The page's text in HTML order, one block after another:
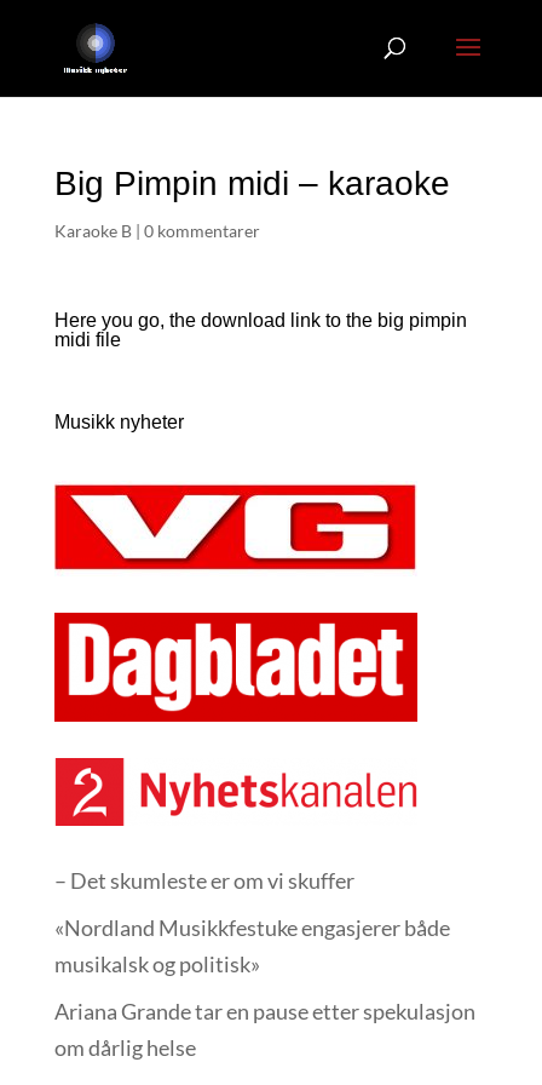
Big Pimpin midi – karaoke
Karaoke B| 0 kommentarer
Here you go, the download link to the big pimpin
midi file
Musikk nyheter
– Det skumleste er om vi skuffer
«Nordland Musikkfest­uke engasjerer både
musikalsk og politisk»
Ariana Grande tar en pause etter spekulasjon
om dårlig helse